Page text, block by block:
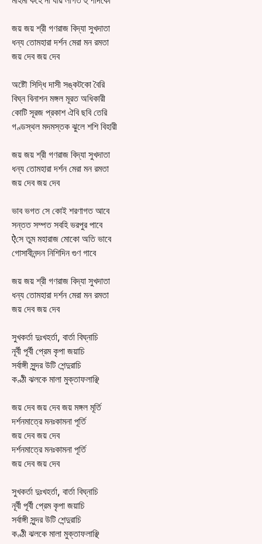
জয় জয় শ্রী গণরাজ বিদ্যা সুখদাতা
ধন্য তোমহারা দর্শন মেরা মন রমতা
জয় দেব জয় দেব
অষ্টৌ সিদ্ধি দাসী সঙ্কটকো বৈরি
বিঘ্ন বিনাশন মঙ্গল মূরত অধিকারী
কোটি সূরজ প্রকাশ ঐবি ছবি তেরি
গণ্ডস্থল মদমস্তক ঝুলে শশি বিহারী
জয় জয় শ্রী গণরাজ বিদ্যা সুখদাতা
ধন্য তোমহারা দর্শন মেরা মন রমতা
জয় দেব জয় দেব
ভাব ভগত সে কোই শরণাগত আবে
সন্তত সম্পত সবহি ভরপুর পাবে
ऐসে তুম মহারাজ মোকো অতি ভাবে
গোসাবীনন্দন নিশিদিন গুণ গাবে
জয় জয় শ্রী গণরাজ বিদ্যা সুখদাতা
ধন্য তোমহারা দর্শন মেরা মন রমতা
জয় দেব জয় দেব
সুখকর্তা দুঃখহর্তা, বার্তা বিঘ্নাচি
নূর্বী পূর্বী প্রেম কৃপা জয়াচি
সর্বাঙ্গী সুন্দর উটি শেন্দুরাচি
কণ্ঠী ঝলকে মালা মুক্তাফলাঞ্ছি
জয় দেব জয় দেব জয় মঙ্গল মূর্তি
দর্শনমাত্রে মনঃকামনা পূর্তি
জয় দেব জয় দেব
দর্শনমাত্রে মনঃকামনা পূর্তি
জয় দেব জয় দেব
সুখকর্তা দুঃখহর্তা, বার্তা বিঘ্নাচি
নূর্বী পূর্বী প্রেম কৃপা জয়াচি
সর্বাঙ্গী সুন্দর উটি শেন্দুরাচি
কণ্ঠী ঝলকে মালা মুক্তাফলাঞ্ছি